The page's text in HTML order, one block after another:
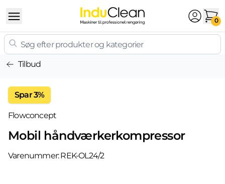
0
Tilbud
Spar 3%
Flowconcept
Mobil håndværkerkompressor
Varenummer:REK-OL24/2